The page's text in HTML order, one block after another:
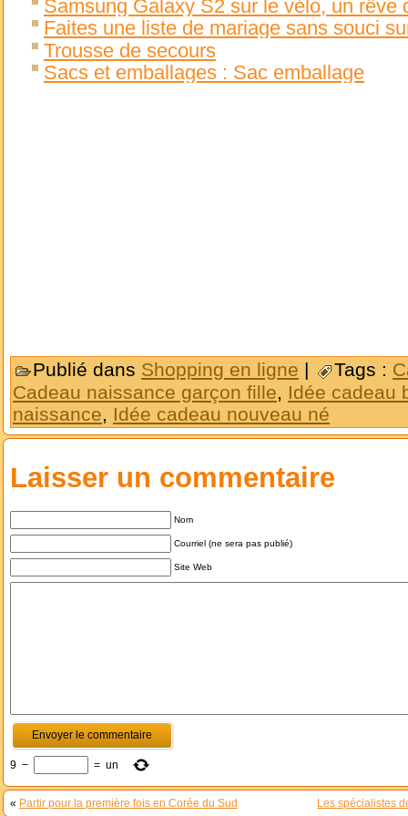
Samsung Galaxy S2 sur le vélo, un rêve
Faites une liste de mariage sans souci
Trousse de secours
Sacs et emballages : Sac emballage
Publié dans Shopping en ligne | Tags :
Cadeau naissance garçon fille, Idée cadeau
naissance, Idée cadeau nouveau né
Laisser un commentaire
Nom
Courriel (ne sera pas publié)
Site Web
9 − = un
« Partir pour la première fois en Corée du Sud Les spécialistes